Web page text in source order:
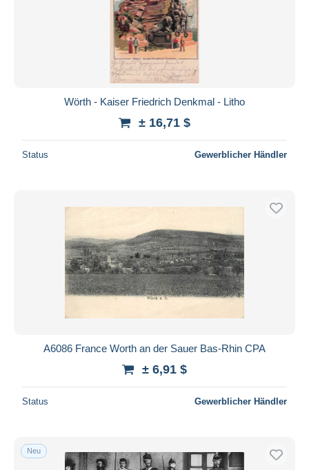
Wörth - Kaiser Friedrich Denkmal - Litho
± 16,71 $
Status Gewerblicher Händler
A6086 France Worth an der Sauer Bas-Rhin CPA
± 6,91 $
Status Gewerblicher Händler
Neu